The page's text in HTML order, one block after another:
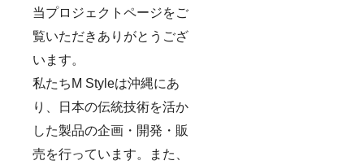
当プロジェクトページをご
覧いただきありがとうござ
います。
私たちM Styleは沖縄にあ
り、日本の伝統技術を活か
した製品の企画・開発・販
売を行っています。また、